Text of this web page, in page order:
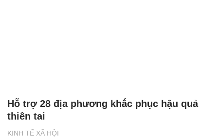
KINH TẾ XÃ HỘI
Hỗ trợ 28 địa phương khắc phục hậu quả
thiên tai